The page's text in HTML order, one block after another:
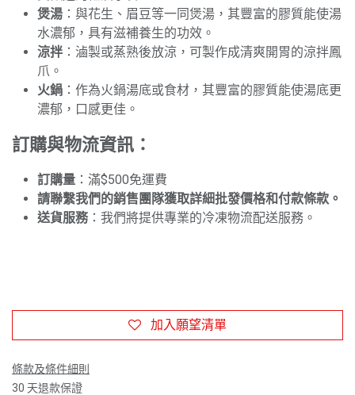
煲湯 ：與花生、眉豆等一同煲湯，其豐富的膠質能使湯
水濃郁，具有滋補養生的功效。
涼拌 ：滷製或蒸熟後放涼，可製作成清爽開胃的涼拌鳳
爪。
火鍋 ：作為火鍋湯底或食材，其豐富的膠質能使湯底更
濃郁，口感更佳。
訂購與物流資訊：
訂購量 ：滿$500免運費
請聯繫我們的銷售團隊獲取詳細批發價格和付款條款。
送貨服務 ：我們將提供專業的冷凍物流配送服務。
加入願望清單
條款及條件細則
30 天退款保證